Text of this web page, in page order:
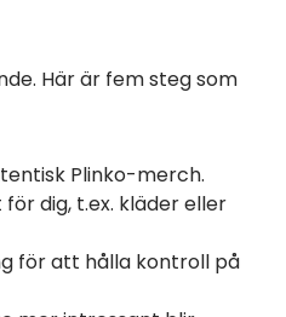
Här är fem steg som
Plinko-merch.
dig, t.ex. kläder eller
för att hålla kontroll på